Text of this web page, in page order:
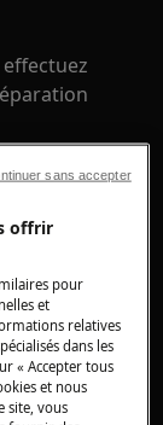
de
pièces
offrir
pour
et
relatives
dans les
« Accepter tous
et nous
site, vous
sans accepter